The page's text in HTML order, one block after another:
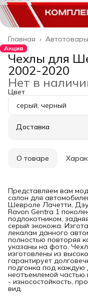
Автотовары
Главная ›
Акция
Чехлы для
2002-2020
Нет в
Цвет
серый; черный
Доставка
О товаре
Представляем вам
салон для
Шевроле Лачетти,
Ravon Gentra 1
подлокотником,
серый экокожа.
лекалам данного
полностью повторяя
указаны на фото.
изготовлены из
гарантирует
подгонка под каждую
неотъемлемой
- износостойкость,
вид.